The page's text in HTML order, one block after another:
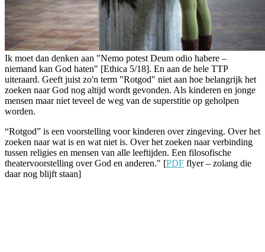
Ik moet dan denken aan "Nemo potest Deum odio habere –
niemand kan God haten" [Ethica 5/18]. En aan de hele TTP
uiteraard. Geeft juist zo'n term "Rotgod" niet aan hoe belangrijk het
zoeken naar God nog altijd wordt gevonden. Als kinderen en jonge
mensen maar niet teveel de weg van de superstitie op geholpen
worden.
“Rotgod” is een voorstelling voor kinderen over zingeving. Over het
zoeken naar wat is en wat niet is. Over het zoeken naar verbinding
tussen religies en mensen van alle leeftijden. Een filosofische
theatervoorstelling over God en anderen." [PDF flyer – zolang die
daar nog blijft staan]